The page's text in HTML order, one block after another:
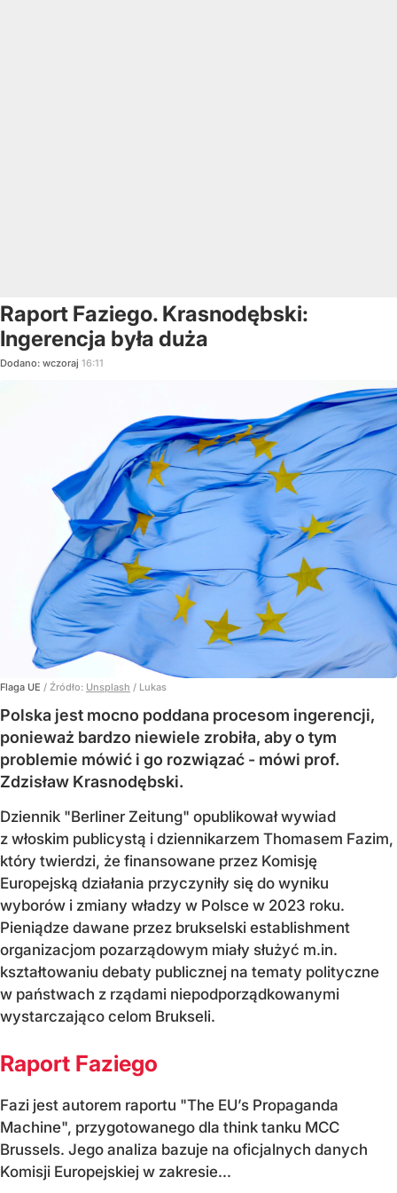
Raport Faziego. Krasnodębski:
Ingerencja była duża
Dodano: wczoraj 16:11
Flaga UE / Źródło: Unsplash / Lukas
Polska jest mocno poddana procesom ingerencji,
ponieważ bardzo niewiele zrobiła, aby o tym
problemie mówić i go rozwiązać - mówi prof.
Zdzisław Krasnodębski.
Dziennik "Berliner Zeitung" opublikował wywiad
z włoskim publicystą i dziennikarzem Thomasem Fazim,
który twierdzi, że finansowane przez Komisję
Europejską działania przyczyniły się do wyniku
wyborów i zmiany władzy w Polsce w 2023 roku.
Pieniądze dawane przez brukselski establishment
organizacjom pozarządowym miały służyć m.in.
kształtowaniu debaty publicznej na tematy polityczne
w państwach z rządami niepodporządkowanymi
wystarczająco celom Brukseli.
Raport Faziego
Fazi jest autorem raportu "The EU’s Propaganda
Machine", przygotowanego dla think tanku MCC
Brussels. Jego analiza bazuje na oficjalnych danych
Komisji Europejskiej w zakresie...